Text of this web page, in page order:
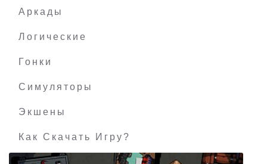
Аркады
Логические
Гонки
Симуляторы
Экшены
Как Скачать Игру?